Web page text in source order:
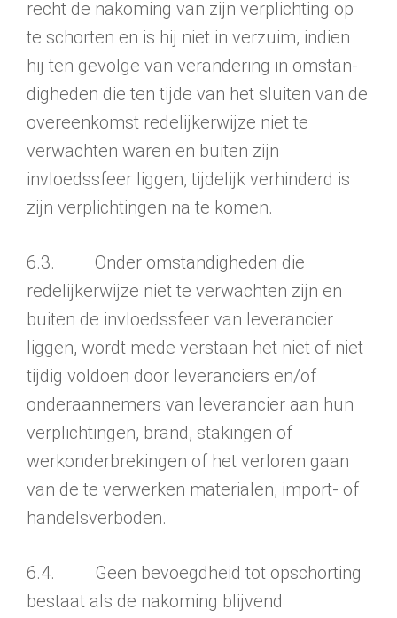
recht de nakoming van zijn verplichting op
te schorten en is hij niet in verzuim, indien
hij ten gevolge van verandering in omstan­
digheden die ten tijde van het sluiten van de
overeenkomst redelijker­wijze niet te
verwachten waren en buiten zijn
invloedssfeer liggen, tijdelijk verhinderd is
zijn verplichtingen na te komen.
6.3. Onder omstandigheden die
redelijkerwijze niet te verwachten zijn en
buiten de invloedssfeer van leverancier
liggen, wordt mede verstaan het niet of niet
tijdig voldoen door leveranciers en/of
onderaannemers van leverancier aan hun
verplich­tin­gen, brand, stakingen of
werkonderbrekingen of het verloren gaan
van de te verwerken materialen, import- of
handelsverboden.
6.4. Geen bevoegdheid tot opschorting
bestaat als de nakoming blijvend